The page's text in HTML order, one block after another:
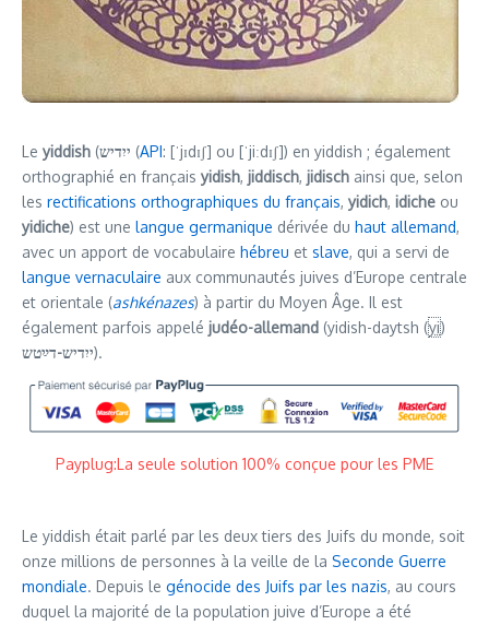
Le yiddish (ייִדיש (API: [ˈjɪdɪʃ] ou [ˈjiːdɪʃ]) en yiddish ; également
orthographié en français yidish, jiddisch, jidisch ainsi que, selon
les rectifications orthographiques du français, yidich, idiche ou
yidiche) est une langue germanique dérivée du haut allemand,
avec un apport de vocabulaire hébreu et slave, qui a servi de
langue vernaculaire aux communautés juives d’Europe centrale
et orientale (ashkénazes) à partir du Moyen Âge. Il est
également parfois appelé judéo-allemand (yidish-daytsh (yi)
ייִדיש-דײַטש).
Payplug:La seule solution 100% conçue pour les PME
Le yiddish était parlé par les deux tiers des Juifs du monde, soit
onze millions de personnes à la veille de la Seconde Guerre
mondiale. Depuis le génocide des Juifs par les nazis, au cours
duquel la majorité de la population juive d’Europe a été